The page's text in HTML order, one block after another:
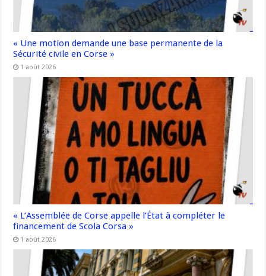
« Une motion demande une base permanente de la
Sécurité civile en Corse »
1 août 2026
« L’Assemblée de Corse appelle l’État à compléter le
financement de Scola Corsa »
1 août 2026